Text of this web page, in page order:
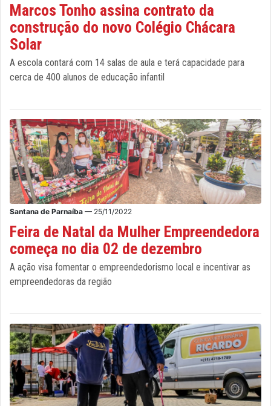
Marcos Tonho assina contrato da
construção do novo Colégio Chácara
Solar
A escola contará com 14 salas de aula e terá capacidade para
cerca de 400 alunos de educação infantil
Santana de Parnaíba — 25/11/2022
Feira de Natal da Mulher Empreendedora
começa no dia 02 de dezembro
A ação visa fomentar o empreendedorismo local e incentivar as
empreendedoras da região